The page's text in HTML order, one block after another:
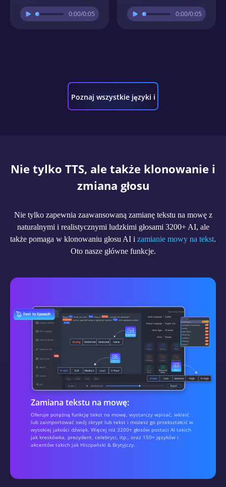
0:00/0:05 0:00/0:05
Poznaj wszystkie języki i
Nie tylko TTS, ale także klonowanie i
zmiana głosu
Nie tylko zapewnia zaawansowaną zamianę tekstu na mowę z
naturalnymi i realistycznymi ludzkimi głosami 3200+ AI, ale
także pomaga w klonowaniu głosu AI i zamianie mowy na tekst.
Oto nasze główne funkcje.
Zamiana tekstu na mowę:
Oferuje potężną funkcję tekst na mowę, wystarczy wpisać, wkleić
lub zaimportować swój skrypt lub tekst i możesz go przekształcić w
wysokiej jakości dźwięk. Więcej niż 3200+ głosów postaci AI takich
jak kreskówka, prezydent, celebryci, itp., oraz 150+ języków i
akcentów takich jak Hiszpański & Brytyjczy.